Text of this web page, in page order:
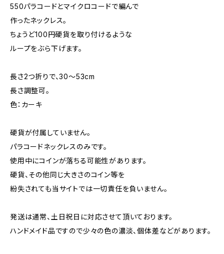
550パラコードとマイクロコードで編んで
作ったネックレス。
ちょうど100円硬貨を取り付けるような
ループをぶら下げます。
長さ2つ折りで、30〜53cm
長さ調整可。
色：カーキ
硬貨が付属していません。
パラコードネックレスのみです。
使用中にコインが落ちる可能性があります。
硬貨、その他同じ大きさのコイン等を
紛失されても当サイトでは一切責任を負いません。
発送は通常、土日祝日に対応させて頂いております。
ハンドメイド品ですので少々の色の濃淡、個体差などがあります。